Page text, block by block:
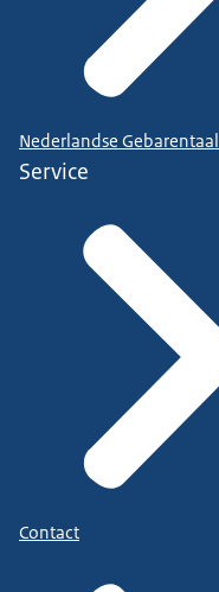
Nederlandse Gebarentaal
Service
Contact